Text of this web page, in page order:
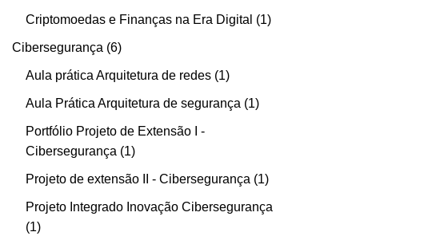
Criptomoedas e Finanças na Era Digital 1
Cibersegurança 6
Aula prática Arquitetura de redes 1
Aula Prática Arquitetura de segurança 1
Portfólio Projeto de Extensão I -
Cibersegurança
1
Projeto de extensão II - Cibersegurança 1
Projeto Integrado Inovação Cibersegurança
1